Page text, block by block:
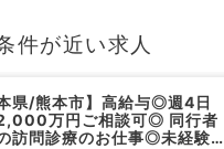
件が近い求人
本県/熊本市】高給与◎週4日
万円ご相談可◎ 同行者
訪問診療のお仕事◎未経験者